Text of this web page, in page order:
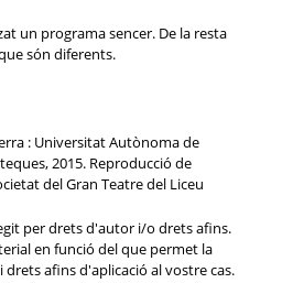
un programa sencer. De la resta
són diferents.
: Universitat Autònoma de
2015. Reproducció de
del Gran Teatre del Liceu
per drets d'autor i/o drets afins.
en funció del que permet la
afins d'aplicació al vostre cas.